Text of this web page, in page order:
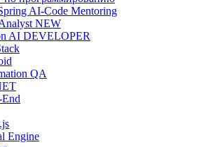
AI-Code Mentoring
NEW
AI DEVELOPER
QA
Engine